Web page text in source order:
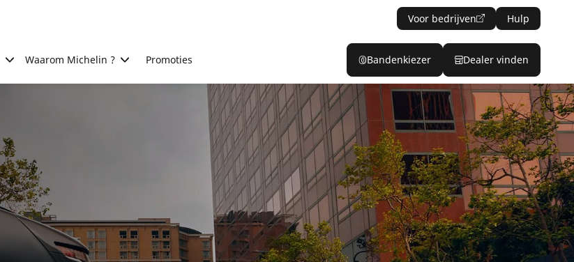
Voor bedrijven Hulp
Waarom Michelin ? Promoties Bandenkiezer Dealer vinden